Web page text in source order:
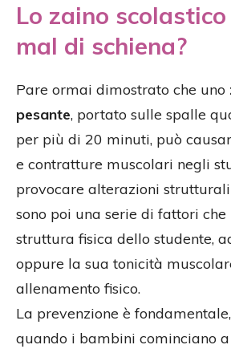
Lo zaino
mal di schiena?
Pare ormai dimostrato che uno
pesante, portato sulle spalle
per più di 20 minuti, può
e contratture muscolari negli
provocare alterazioni
sono poi una serie di fattori che
struttura fisica dello studente,
oppure la sua tonicità
allenamento fisico.
La prevenzione è
quando i bambini cominciano